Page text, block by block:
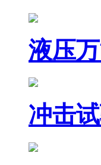
液压
冲击